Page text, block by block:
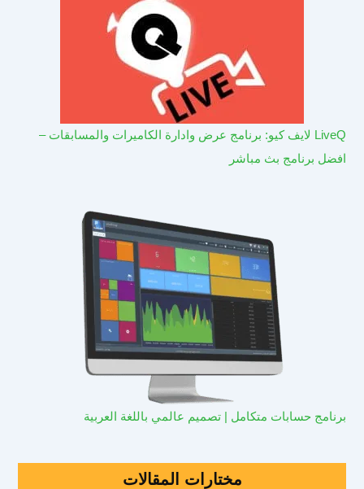
LiveQ لايف كيو: برنامج عرض وادارة الكاميرات والمسابقات –
افضل برنامج بث مباشر
برنامج حسابات متكامل | تصميم عالمي باللغة العربية
مختارات المقالات